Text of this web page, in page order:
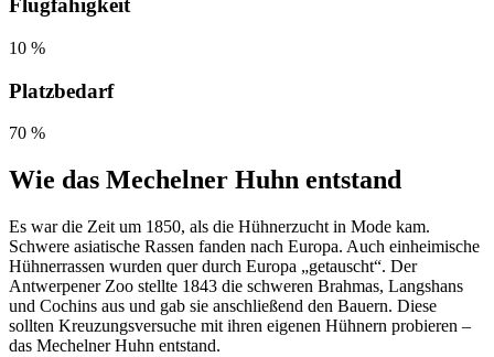
Flugfähigkeit
10 %
Platzbedarf
70 %
Wie das Mechelner Huhn entstand
Es war die Zeit um 1850, als die Hühnerzucht in Mode kam.
Schwere asiatische Rassen fanden nach Europa. Auch einheimische
Hühnerrassen wurden quer durch Europa „getauscht“. Der
Antwerpener Zoo stellte 1843 die schweren Brahmas, Langshans
und Cochins aus und gab sie anschließend den Bauern. Diese
sollten Kreuzungsversuche mit ihren eigenen Hühnern probieren –
das Mechelner Huhn entstand.